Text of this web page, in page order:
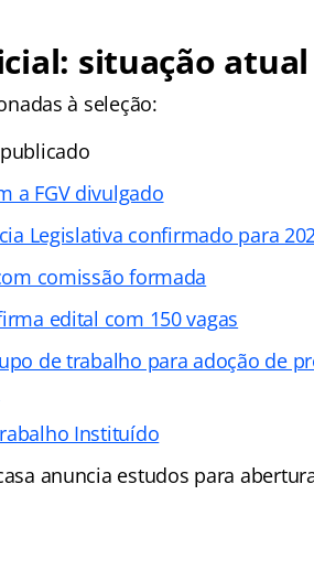
situação atual
à seleção:
a FGV divulgado
Legislativa confirmado para
comissão formada
edital com 150 vagas
de trabalho para adoção de
Instituído
anuncia estudos para